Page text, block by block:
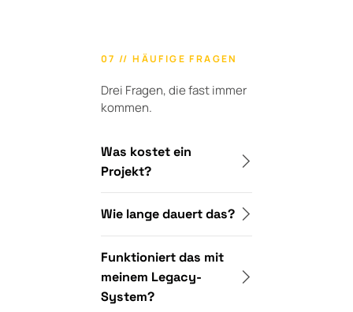
07 // HÄUFIGE FRAGEN
Drei Fragen, die fast immer
kommen.
Was kostet ein
Projekt?
Wie lange dauert das?
Funktioniert das mit
meinem Legacy-
System?